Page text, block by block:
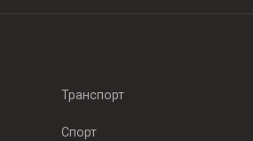
Транспорт
Спорт